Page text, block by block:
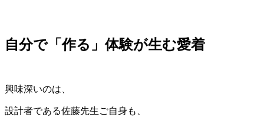
自分で「作る」体験が生む愛着
興味深いのは、
設計者である佐藤先生ご自身も、